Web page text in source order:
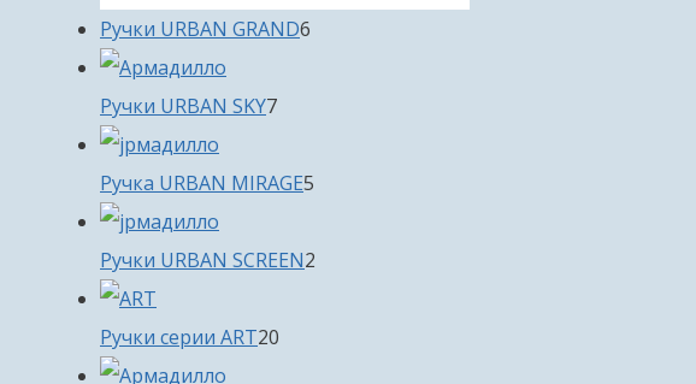
Ручки URBAN GRAND6
Ручки URBAN SKY77
Ручка URBAN MIRAGE5
Ручки URBAN SCREEN2
Ручки серии ART20